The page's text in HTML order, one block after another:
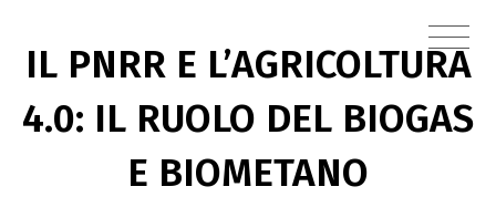
IL PNRR E L’AGRICOLTURA
4.0: IL RUOLO DEL BIOGAS
E BIOMETANO